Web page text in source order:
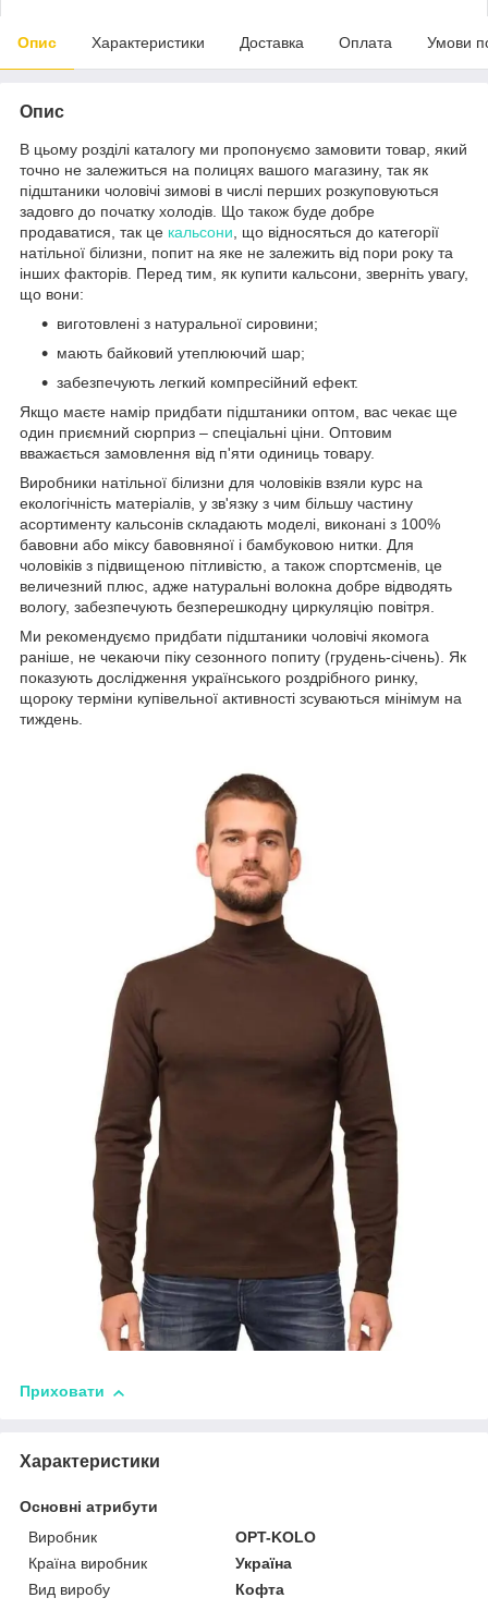
Опис Характеристики Доставка Оплата Умови
Опис
В цьому розділі каталогу ми пропонуємо замовити товар, який
точно не залежиться на полицях вашого магазину, так як
підштаники чоловічі зимові в числі перших розкуповуються
задовго до початку холодів. Що також буде добре
продаватися, так це кальсони , що відносяться до категорії
натільної білизни, попит на яке не залежить від пори року та
інших факторів. Перед тим, як купити кальсони, зверніть увагу,
що вони:
виготовлені з натуральної сировини;
мають байковий утеплюючий шар;
забезпечують легкий компресійний ефект.
Якщо маєте намір придбати підштаники оптом, вас чекає ще
один приємний сюрприз – спеціальні ціни. Оптовим
вважається замовлення від п'яти одиниць товару.
Виробники натільної білизни для чоловіків взяли курс на
екологічність матеріалів, у зв'язку з чим більшу частину
асортименту кальсонів складають моделі, виконані з 100%
бавовни або міксу бавовняної і бамбуковою нитки. Для
чоловіків з підвищеною пітливістю, а також спортсменів, це
величезний плюс, адже натуральні волокна добре відводять
вологу, забезпечують безперешкодну циркуляцію повітря.
Ми рекомендуємо придбати підштаники чоловічі якомога
раніше, не чекаючи піку сезонного попиту (грудень-січень). Як
показують дослідження українського роздрібного ринку,
щороку терміни купівельної активності зсуваються мінімум на
тиждень.
Приховати
Характеристики
Основні атрибути
Виробник
OPT-KOLO
Країна виробник
Україна
Вид виробу
Кофта